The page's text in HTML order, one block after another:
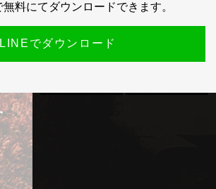
料にてダウンロードできます。
LINEでダウンロード